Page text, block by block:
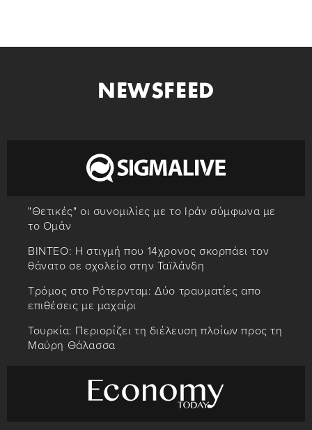
NEWSFEED
"Θετικές" οι συνομιλίες με το Ιράν σύμφωνα με
το Ομάν
ΒΙΝΤΕΟ: Η στιγμή που 14χρονος σκορπάει τον
θάνατο σε σχολείο στην Ταϊλάνδη
Tρόμος στο Ρότερνταμ: Δύο τραυματίες απο
επιθέσεις με μαχαίρι
Τουρκία: Περιορίζει τη διέλευση πλοίων προς τη
Μαύρη Θάλασσα